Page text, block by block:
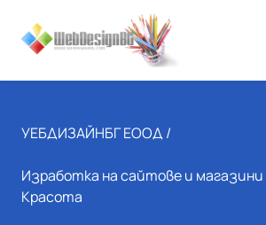
УЕБДИЗАЙНБГ ЕООД /
Изработка на сайтове и магазини
Красота